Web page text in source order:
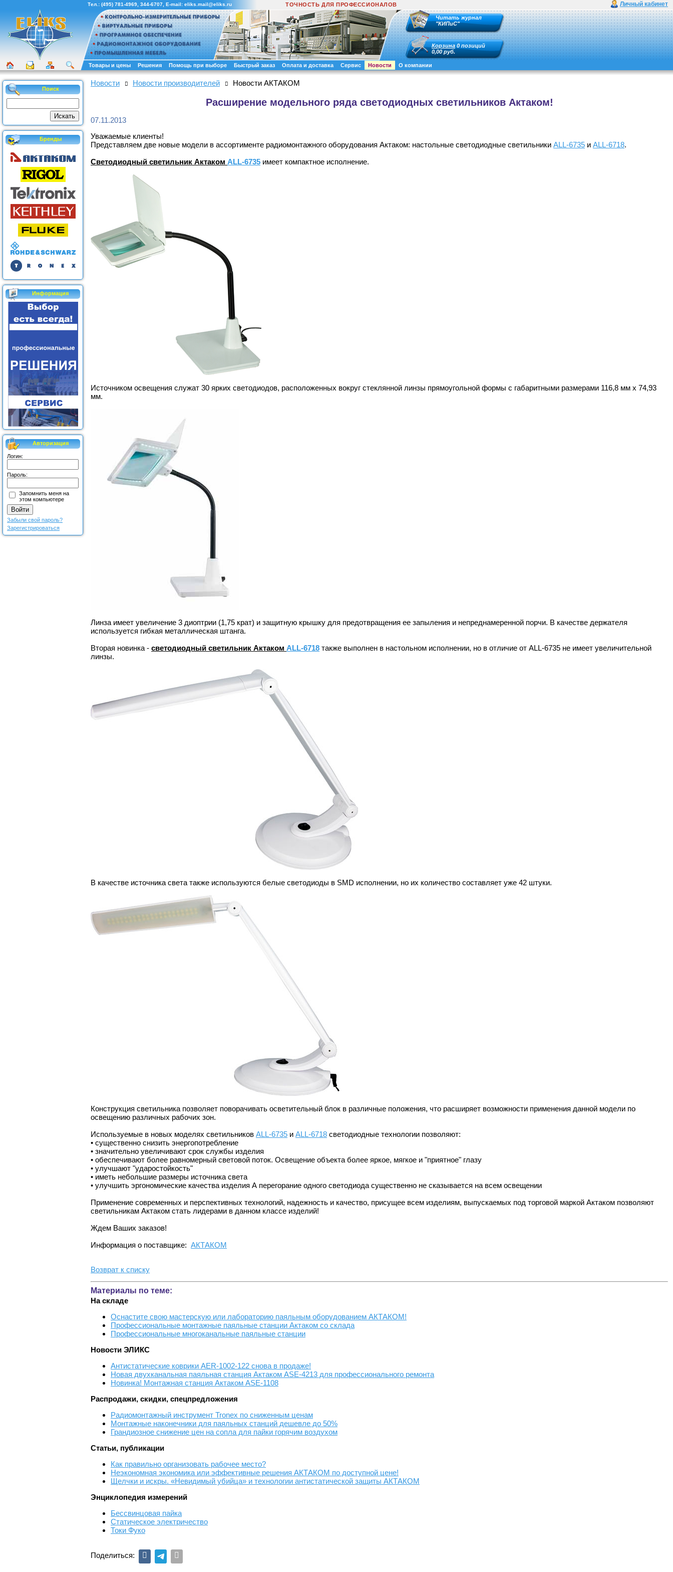
Личный кабинет
Тел.: (495) 781-4969 344-6707 , E-mail: eliks.mail@eliks.ru ТОЧНОСТЬ ДЛЯ ПРОФЕССИОНАЛОВ
Читать журнал
"КИПиС"
Корзина 0 позиций
0,00 руб.
Товары и цены Решения Помощь при выборе Быстрый заказ Оплата и доставка Сервис Новости О компании
Поиск
Бренды
Информация
Авторизация
Логин:
Пароль:
Запомнить меня на
этом компьютере
Забыли свой пароль?
Зарегистрироваться
Новости Новости производителей Новости АКТАКОМ
Расширение модельного ряда светодиодных светильников Актаком!
07.11.2013
Уважаемые клиенты!
Представляем две новые модели в ассортименте радиомонтажного оборудования Актаком: настольные светодиодные светильники ALL-6735 и ALL-6718.
Светодиодный светильник Актаком ALL-6735 имеет компактное исполнение.
Источником освещения служат 30 ярких светодиодов, расположенных вокруг стеклянной линзы прямоугольной формы с габаритными размерами 116,8 мм х 74,93
мм.
Линза имеет увеличение 3 диоптрии (1,75 крат) и защитную крышку для предотвращения ее запыления и непреднамеренной порчи. В качестве держателя
используется гибкая металлическая штанга.
Вторая новинка - светодиодный светильник Актаком ALL-6718 также выполнен в настольном исполнении, но в отличие от ALL-6735 не имеет увеличительной
линзы.
В качестве источника света также используются белые светодиоды в SMD исполнении, но их количество составляет уже 42 штуки.
Конструкция светильника позволяет поворачивать осветительный блок в различные положения, что расширяет возможности применения данной модели по
освещению различных рабочих зон.
Используемые в новых моделях светильников ALL-6735 и ALL-6718 светодиодные технологии позволяют:
• существенно снизить энергопотребление
• значительно увеличивают срок службы изделия
• обеспечивают более равномерный световой поток. Освещение объекта более яркое, мягкое и "приятное" глазу
• улучшают "ударостойкость"
• иметь небольшие размеры источника света
• улучшить эргономические качества изделия А перегорание одного светодиода существенно не сказывается на всем освещении
Применение современных и перспективных технологий, надежность и качество, присущее всем изделиям, выпускаемых под торговой маркой Актаком позволяют
светильникам Актаком стать лидерами в данном классе изделий!
Ждем Ваших заказов!
Информация о поставщике: АКТАКОМ
Возврат к списку
Материалы по теме:
На складе
Оснастите свою мастерскую или лабораторию паяльным оборудованием АКТАКОМ!
Профессиональные монтажные паяльные станции Актаком со склада
Профессиональные многоканальные паяльные станции
Новости ЭЛИКС
Антистатические коврики AER-1002-122 снова в продаже!
Новая двухканальная паяльная станция Актаком ASE-4213 для профессионального ремонта
Новинка! Монтажная станция Актаком ASE-1108
Распродажи, скидки, спецпредложения
Радиомонтажный инструмент Tronex по сниженным ценам
Монтажные наконечники для паяльных станций дешевле до 50%
Грандиозное снижение цен на сопла для пайки горячим воздухом
Статьи, публикации
Как правильно организовать рабочее место?
Неэкономная экономика или эффективные решения АКТАКОМ по доступной цене!
Щелчки и искры. «Невидимый убийца» и технологии антистатической защиты АКТАКОМ
Энциклопедия измерений
Бессвинцовая пайка
Статическое электричество
Токи Фуко
Поделиться: